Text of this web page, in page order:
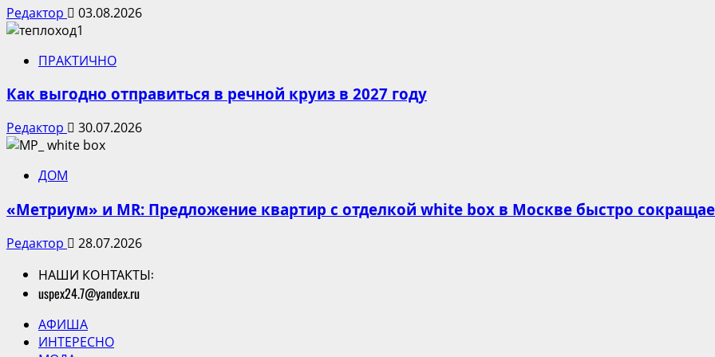
Редактор 03.08.2026
ПРАКТИЧНО
Как выгодно отправиться в речной круиз в 2027 году
Редактор 30.07.2026
ДОМ
«Метриум» и MR: Предложение квартир с отделкой white box в Москве быстро
Редактор 28.07.2026
НАШИ КОНТАКТЫ:
uspex24.7@yandex.ru
АФИША
ИНТЕРЕСНО